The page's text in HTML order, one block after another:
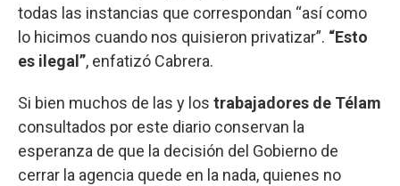
todas las instancias que correspondan “así como
lo hicimos cuando nos quisieron privatizar”. “Esto
es ilegal”, enfatizó Cabrera.
Si bien muchos de las y los trabajadores de Télam
consultados por este diario conservan la
esperanza de que la decisión del Gobierno de
cerrar la agencia quede en la nada, quienes no